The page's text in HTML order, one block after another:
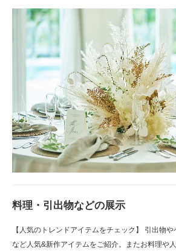
料理・引出物などの展示
【人気のトレンドアイテムをチェック】 引出物
など人気&新作アイテムをご紹介。またお料理や